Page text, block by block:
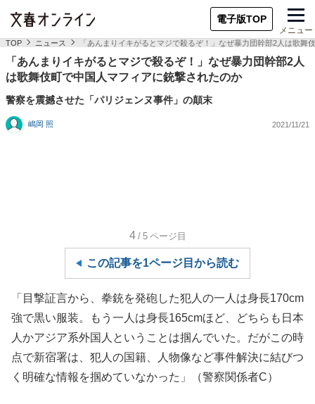
電子版TOP
メニュー
TOP ニュース 「あんまりイキがるとマジで殺るぞ！」なぜ暴力団幹部2人は歌舞
「あんまりイキがるとマジで殺るぞ！」なぜ暴力団幹部2人
は歌舞伎町で中国人マフィアに銃撃されたのか
警察を震撼させた「パリジェンヌ事件」の顛末
嶋岡 照 2021/11/21
4 /5 ページ目
この記事を1ページ目から読む
「目撃証言から、拳銃を発砲した犯人の一人は身長170cm
強で黒い服装。もう一人は身長165cmほど、どちらも日本
人かアジア系外国人ということは掴んでいた。だがこの時
点で新宿署は、犯人の国籍、人物像など事件解決に結びつ
く明確な情報を掴めていなかった」（警察関係者C）